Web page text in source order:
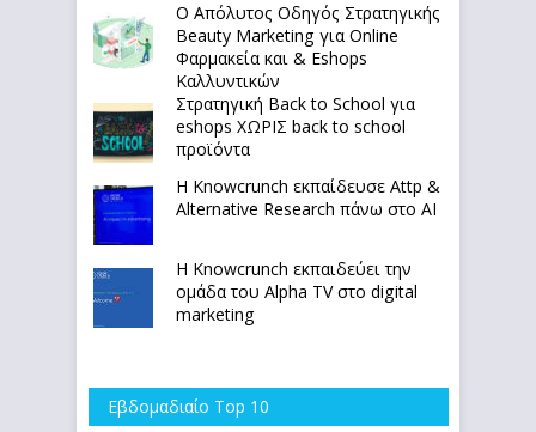
Ο Απόλυτoς Οδηγός Στρατηγικής
Beauty Marketing για Online
Φαρμακεία και & Eshops
Καλλυντικών
Στρατηγική Back to School για
eshops ΧΩΡΙΣ back to school
προϊόντα
Η Knowcrunch εκπαίδευσε Attp &
Alternative Research πάνω στο ΑΙ
Η Knowcrunch εκπαιδεύει την
ομάδα του Alpha TV στο digital
marketing
Εβδομαδιαίο Top 10